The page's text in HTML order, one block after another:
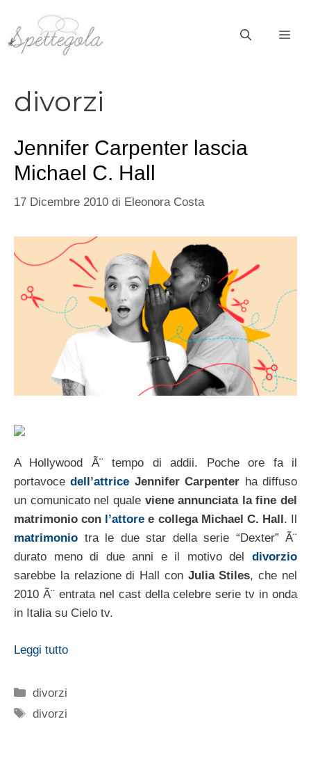
contenuto
divorzi
Jennifer Carpenter lascia
Michael C. Hall
17 Dicembre 2010 di Eleonora Costa
A Hollywood Ã¨ tempo di addii. Poche ore fa il
portavocedell’attrice Jennifer Carpenter ha diffuso
un comunicato nel quale viene annunciata la fine del
matrimonio con l’attore e collega Michael C. Hall . Il
matrimonio tra le due star della serie “Dexter” Ã¨
durato meno di due anni e il motivo del divorzio
sarebbe la relazione di Hall con Julia Stiles, che nel
2010 Ã¨ entrata nel cast della celebre serie tv in onda
in Italia su Cielo tv.
Leggi tutto
Categorie
divorzi
Tag
divorzi